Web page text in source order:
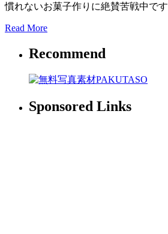
慣れないお菓子作りに絶賛苦戦中で
Read More
Recommend
Sponsored Links